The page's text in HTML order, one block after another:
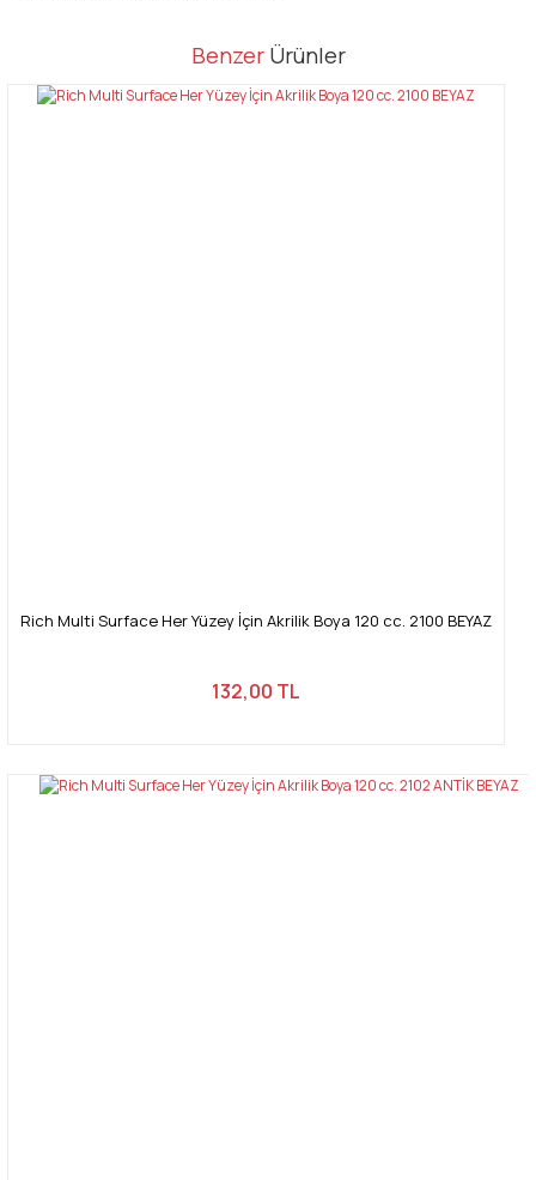
Bu ürüne ilk yorumu siz yapın!
Bu ürünün fiyat bilgisi, resim, ürün açıklamalarında ve diğer
tarafımıza iletebilirsiniz.
Benzer Ürünler
Rich Multi Surface Her Yüzey İçin Akrilik Boya 120 cc. 2100 BEYAZ
132,00 TL